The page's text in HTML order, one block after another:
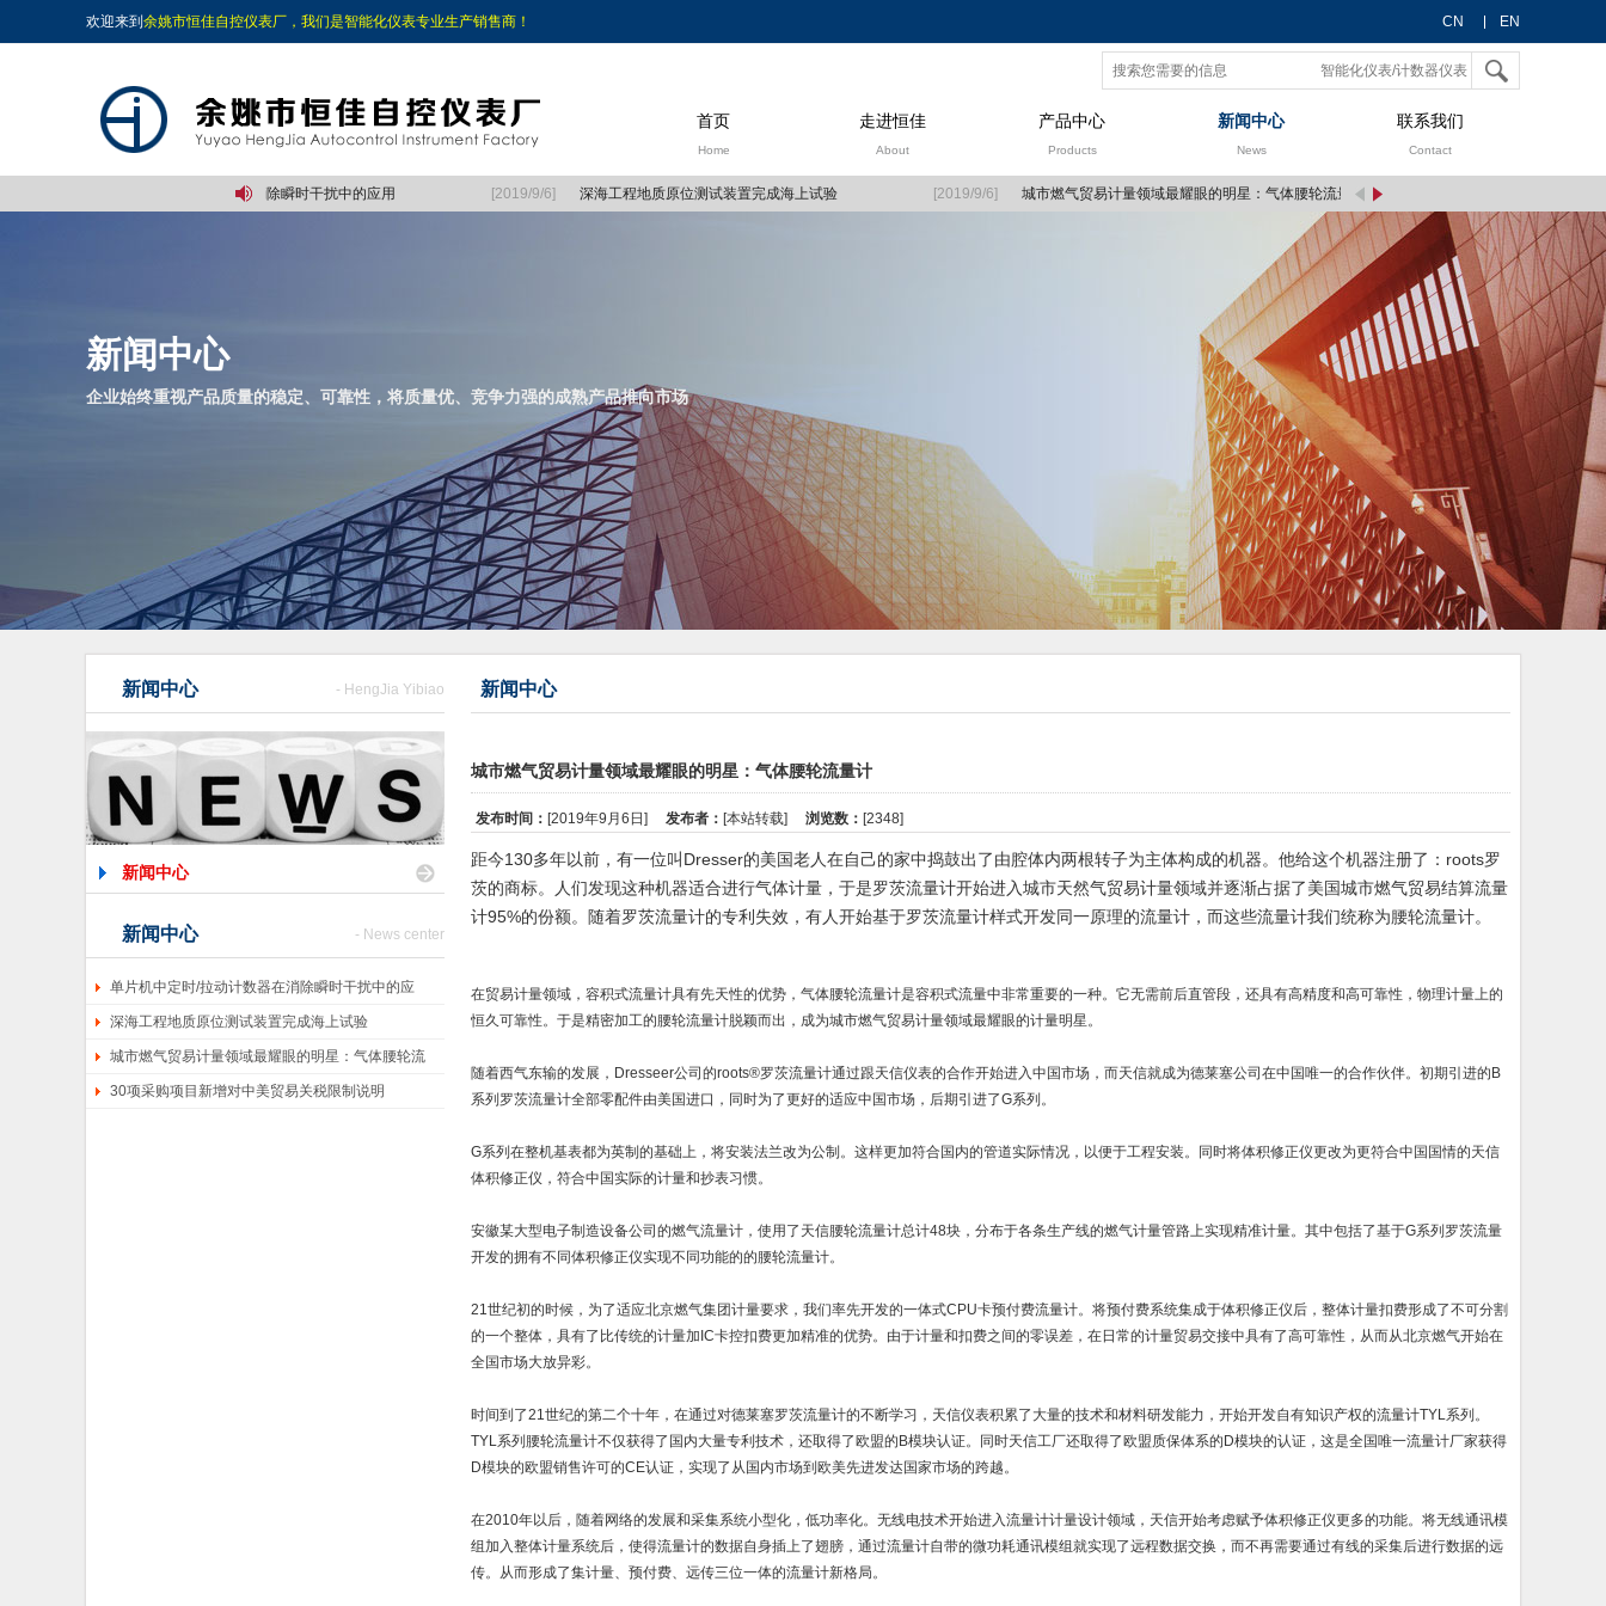
欢迎来到 余姚市恒佳自控仪表厂，我们是智能化仪表专业生产销售商！ EN
CN
首页
Home
走进恒佳
About
产品中心
Products
新闻中心
News
联系我们
Contact
单片机中定时/拉动计数器在消除瞬时干扰中的应用 [2019/9/6] 深海工程地质原位测试装置完成海上试验 [2019/9/6] 城市燃气贸易计量领域最耀眼的明星：气体腰轮流量计
新闻中心
企业始终重视产品质量的稳定、可靠性，将质量优、竞争力强的成熟产品推向市场
新闻中心 - HengJia Yibiao
新闻中心
新闻中心 - News center
单片机中定时/拉动计数器在消除瞬时干扰中的应
深海工程地质原位测试装置完成海上试验
城市燃气贸易计量领域最耀眼的明星：气体腰轮流
30项采购项目新增对中美贸易关税限制说明
新闻中心
城市燃气贸易计量领域最耀眼的明星：气体腰轮流量计
发布时间： [2019年9月6日] 发布者： [本站转载] 浏览数： [2348]
距今130多年以前，有一位叫Dresser的美国老人在自己的家中捣鼓出了由腔体内两根转子为主体构成的机器。他给这个机器注册了：roots罗
茨的商标。人们发现这种机器适合进行气体计量，于是罗茨流量计开始进入城市天然气贸易计量领域并逐渐占据了美国城市燃气贸易结算流量
计95%的份额。随着罗茨流量计的专利失效，有人开始基于罗茨流量计样式开发同一原理的流量计，而这些流量计我们统称为腰轮流量计。
在贸易计量领域，容积式流量计具有先天性的优势，气体腰轮流量计是容积式流量中非常重要的一种。它无需前后直管段，还具有高精度和高可靠性，物理计量上的
恒久可靠性。于是精密加工的腰轮流量计脱颖而出，成为城市燃气贸易计量领域最耀眼的计量明星。
随着西气东输的发展，Dresseer公司的roots®罗茨流量计通过跟天信仪表的合作开始进入中国市场，而天信就成为德莱塞公司在中国唯一的合作伙伴。初期引进的B
系列罗茨流量计全部零配件由美国进口，同时为了更好的适应中国市场，后期引进了G系列。
G系列在整机基表都为英制的基础上，将安装法兰改为公制。这样更加符合国内的管道实际情况，以便于工程安装。同时将体积修正仪更改为更符合中国国情的天信
体积修正仪，符合中国实际的计量和抄表习惯。
安徽某大型电子制造设备公司的燃气流量计，使用了天信腰轮流量计总计48块，分布于各条生产线的燃气计量管路上实现精准计量。其中包括了基于G系列罗茨流量
开发的拥有不同体积修正仪实现不同功能的的腰轮流量计。
21世纪初的时候，为了适应北京燃气集团计量要求，我们率先开发的一体式CPU卡预付费流量计。将预付费系统集成于体积修正仪后，整体计量扣费形成了不可分割
的一个整体，具有了比传统的计量加IC卡控扣费更加精准的优势。由于计量和扣费之间的零误差，在日常的计量贸易交接中具有了高可靠性，从而从北京燃气开始在
全国市场大放异彩。
时间到了21世纪的第二个十年，在通过对德莱塞罗茨流量计的不断学习，天信仪表积累了大量的技术和材料研发能力，开始开发自有知识产权的流量计TYL系列。
TYL系列腰轮流量计不仅获得了国内大量专利技术，还取得了欧盟的B模块认证。同时天信工厂还取得了欧盟质保体系的D模块的认证，这是全国唯一流量计厂家获得
D模块的欧盟销售许可的CE认证，实现了从国内市场到欧美先进发达国家市场的跨越。
在2010年以后，随着网络的发展和采集系统小型化，低功率化。无线电技术开始进入流量计计量设计领域，天信开始考虑赋予体积修正仪更多的功能。将无线通讯模
组加入整体计量系统后，使得流量计的数据自身插上了翅膀，通过流量计自带的微功耗通讯模组就实现了远程数据交换，而不再需要通过有线的采集后进行数据的远
传。从而形成了集计量、预付费、远传三位一体的流量计新格局。